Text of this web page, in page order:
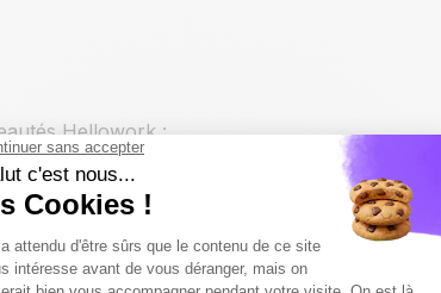
Hellowork :
l’expérience